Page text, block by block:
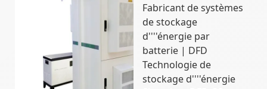
Fabricant de systèmes
de stockage
d''''énergie par
batterie | DFD
Technologie de
stockage d''''énergie